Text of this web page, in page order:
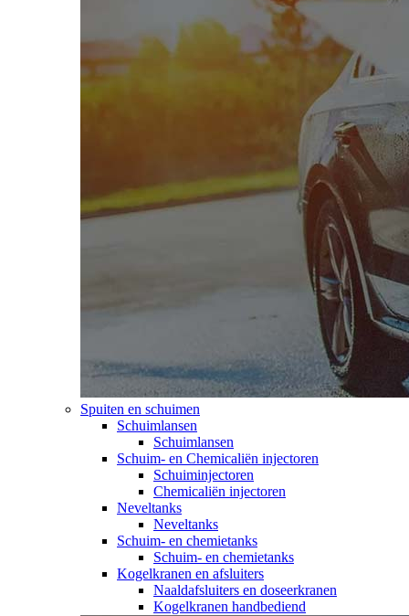
Spuiten en schuimen
Schuimlansen
Schuimlansen
Schuim- en Chemicaliën injectoren
Schuiminjectoren
Chemicaliën injectoren
Neveltanks
Neveltanks
Schuim- en chemietanks
Schuim- en chemietanks
Kogelkranen en afsluiters
Naaldafsluiters en doseerkranen
Kogelkranen handbediend